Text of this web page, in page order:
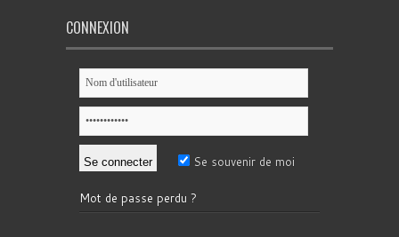
CONNEXION
Se souvenir de moi
Mot de passe perdu ?